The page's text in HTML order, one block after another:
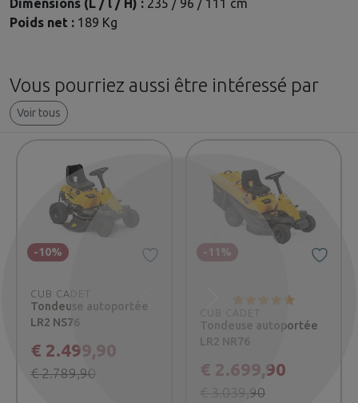
Dimensions (L / l / H) : 235 / 96 / 111 cm
Poids net : 189 Kg
Vous pourriez aussi être intéressé par
Voir tous
CUB CADET
Tondeuse autoportée
LR2 NS76
€ 2.499,90
€ 2.789,90
-10%
CUB CADET
Tondeuse autoportée
LR2 NR76
€ 2.699,90
€ 3.039,90
-11%
Précédent